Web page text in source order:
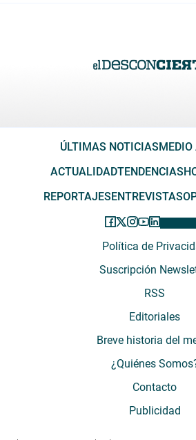
ÚLTIMAS NOTICIAS
ACTUALIDADTENDENCIAS
REPORTAJESENTREVISTAS
Política de
Suscripción
RSS
Editoriales
Breve historia del
¿Quiénes
Contacto
Publicidad